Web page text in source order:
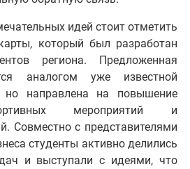
идей стоит отметить
который был разработан
региона. Предложенная
аналогом уже известной
но направлена на повышение
мероприятий и
Совместно с представителями
студенты активно делились
и выступали с идеями, что